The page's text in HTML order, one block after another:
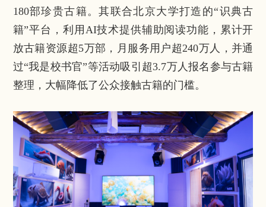
180部珍贵古籍。其联合北京大学打造的“识典古
籍”平台，利用AI技术提供辅助阅读功能，累计开
放古籍资源超5万部，月服务用户超240万人，并通
过“我是校书官”等活动吸引超3.7万人报名参与古籍
整理，大幅降低了公众接触古籍的门槛。